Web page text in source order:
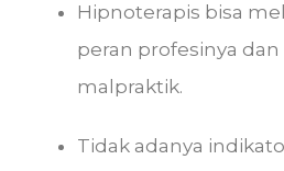
Hipnoterapis bisa
peran profesinya
malpraktik.
Tidak adanya